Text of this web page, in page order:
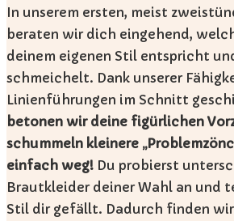
In unserem ersten, meist
beraten wir dich eingehend,
deinem eigenen Stil entspricht
schmeichelt. Dank unserer
Linienführungen im Schnitt
betonen wir deine figürlichen
schummeln kleinere
einfach weg! Du probierst
Brautkleider deiner Wahl an und
Stil dir gefällt. Dadurch finden wir